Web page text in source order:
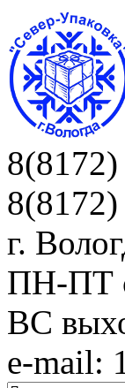
г.
ПН-ПТ
ВС
e-mail: